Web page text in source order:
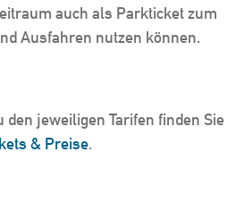
auch als Parkticket zum
Ausfahren nutzen können.
den jeweiligen Tarifen finden Sie
& Preise.